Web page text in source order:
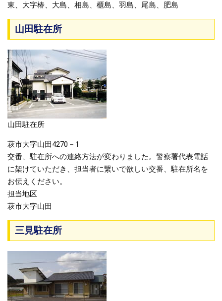
東、大字椿、大島、相島、櫃島、羽島、尾島、肥島
山田駐在所
山田駐在所
萩市大字山田4270－1
交番、駐在所への連絡方法が変わりました。警察署代表電話
に架けていただき、担当者に繋いで欲しい交番、駐在所名を
お伝えください。
担当地区
萩市大字山田
三見駐在所